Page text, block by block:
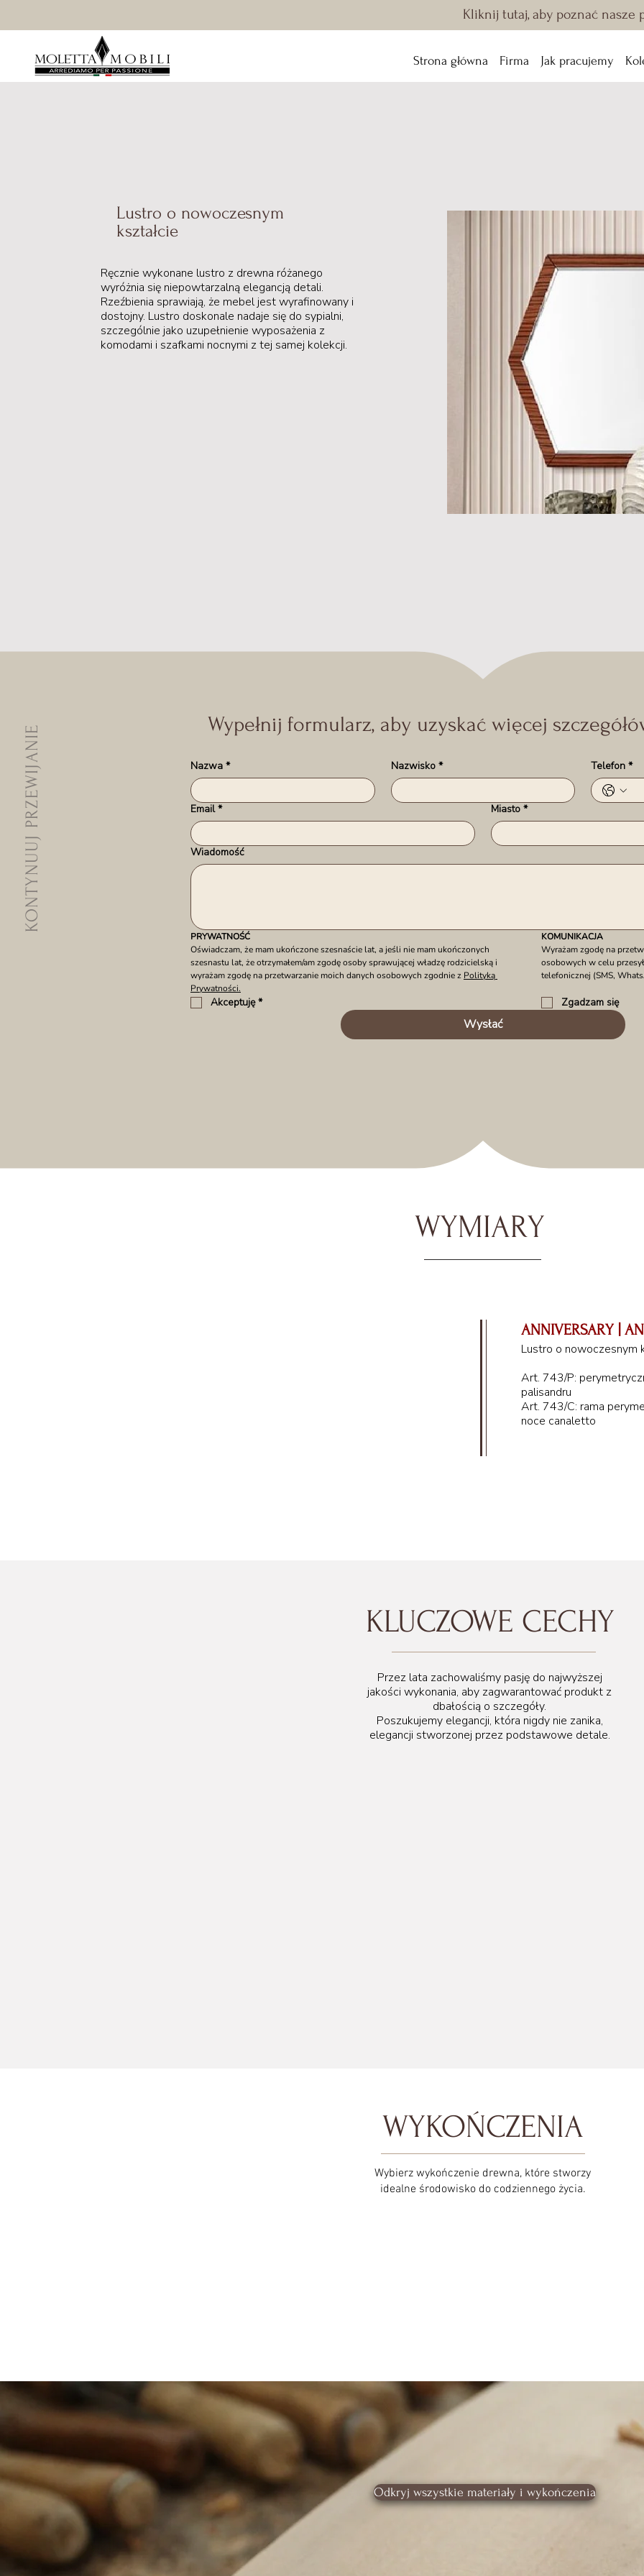
Kliknij tutaj, aby poznać nasze
Strona główna Firma Jak pracujemy
Lustro o nowoczesnym
kształcie
Ręcznie wykonane lustro z drewna różanego
wyróżnia się niepowtarzalną elegancją detali.
Rzeźbienia sprawiają, że mebel jest wyrafinowany i
dostojny. Lustro doskonale nadaje się do sypialni,
szczególnie jako uzupełnienie wyposażenia z
komodami i szafkami nocnymi z tej samej kolekcji.
KONTYNUUJ PRZEWIJANIE Wypełnij formularz, aby uzyskać więcej
Nazwa * Nazwisko * Telefon *
Email * Miasto *
Wiadomość
PRYWATNOŚĆ
Oświadczam, że mam ukończone szesnaście lat, a jeśli nie mam ukończonych
szesnastu lat, że otrzymałem/am zgodę osoby sprawującej władzę rodzicielską i
wyrażam zgodę na przetwarzanie moich danych osobowych zgodnie z Polityką
Prywatności.
KOMUNIKACJA
Wyrażam zgodę na
osobowych w celu
telefonicznej (SMS,
Akceptuję * Zgadzam się
Wysłać
WYMIARY
ANNIVERSARY |
Lustro o nowoczesnym
Art. 743/P:
palisandru
Art. 743/C: rama
noce canaletto
KLUCZOWE CECHY
Przez lata zachowaliśmy pasję do najwyższej
jakości wykonania, aby zagwarantować produkt z
dbałością o szczegóły.
Poszukujemy elegancji, która nigdy nie zanika,
elegancji stworzonej przez podstawowe detale.
WYKOŃCZENIA
Wybierz wykończenie drewna, które stworzy
idealne środowisko do codziennego życia.
Odkryj wszystkie materiały i wykończenia